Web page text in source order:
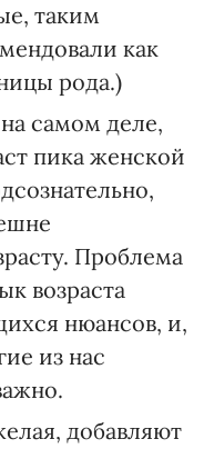
таким
как
рода.)
самом деле,
пика женской
Проблема
возраста
нюансов, и,
из нас
добавляют